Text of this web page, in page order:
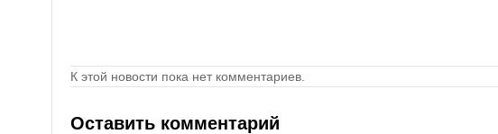
К этой новости пока нет комментариев.
Оставить комментарий